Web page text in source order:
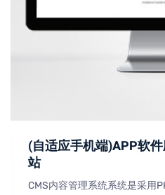
(自适应手机端)APP软
站
CMS内容管理系统系统是采用